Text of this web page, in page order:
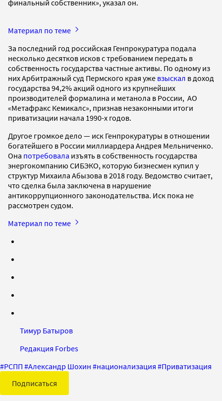
финальный собственник», указал он.
Материал по теме
За последний год российская Генпрокуратура подала
несколько десятков исков с требованием передать в
собственность государства частные активы. По одному из
них Арбитражный суд Пермского края уже взыскал в доход
государства 94,2% акций одного из крупнейших
производителей формалина и метанола в России, АО
«Метафракс Кемикалс», признав незаконными итоги
приватизации начала 1990-х годов.
Другое громкое дело — иск Генпрокуратуры в отношении
богатейшего в России миллиардера Андрея Мельниченко.
Она потребовала изъять в собственность государства
энергокомпанию СИБЭКО, которую бизнесмен купил у
структур Михаила Абызова в 2018 году. Ведомство считает,
что сделка была заключена в нарушение
антикоррупционного законодательства. Иск пока не
рассмотрен судом.
Материал по теме
Тимур Батыров
Редакция Forbes
#РСПП #Александр Шохин #национализация #Приватизация
Подписаться